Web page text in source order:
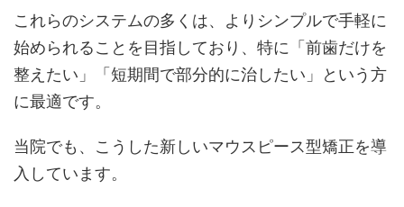
これらのシステムの多くは、よりシンプルで手軽に
始められることを目指しており、特に「前歯だけを
整えたい」「短期間で部分的に治したい」という方
に最適です。
当院でも、こうした新しいマウスピース型矯正を導
入しています。